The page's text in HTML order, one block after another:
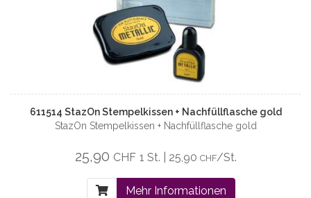
611514 StazOn Stempelkissen + Nachfüllflasche gold
StazOn Stempelkissen + Nachfüllflasche gold
25,90 CHF 1 St. | 25,90 CHF/St.
Mehr Informationen